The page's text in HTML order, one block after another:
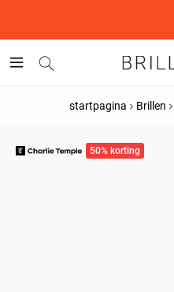
startpagina Brillen
50% korting